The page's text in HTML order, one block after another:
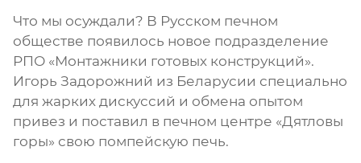
Что мы осуждали? В Русском печном
обществе появилось новое подразделение
РПО «Монтажники готовых конструкций».
Игорь Задорожний из Беларусии специально
для жарких дискуссий и обмена опытом
привез и поставил в печном центре «Дятловы
горы» свою помпейскую печь.